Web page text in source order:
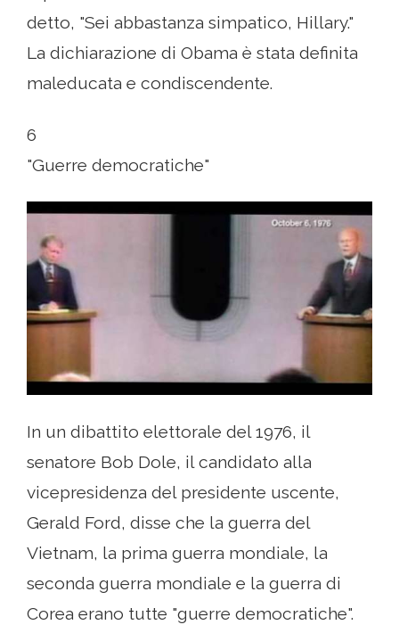
detto, "Sei abbastanza simpatico, Hillary."
La dichiarazione di Obama è stata definita
maleducata e condiscendente.
6
"Guerre democratiche"
In un dibattito elettorale del 1976, il
senatore Bob Dole, il candidato alla
vicepresidenza del presidente uscente,
Gerald Ford, disse che la guerra del
Vietnam, la prima guerra mondiale, la
seconda guerra mondiale e la guerra di
Corea erano tutte "guerre democratiche".